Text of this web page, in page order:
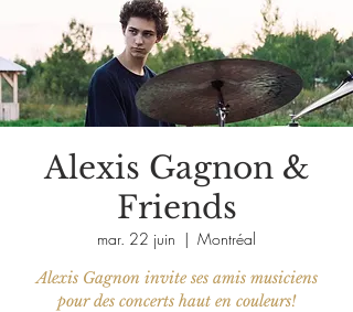
Alexis Gagnon &
Friends
mar. 22 juin
  |
Montréal
Alexis Gagnon invite ses amis musiciens
pour des concerts haut en couleurs!